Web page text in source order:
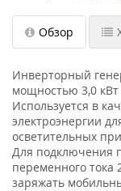
Обзор
Инверторный
мощностью 3,0
Используется в
электроэнергии
осветительных
Для подключения
переменного тока
заряжать